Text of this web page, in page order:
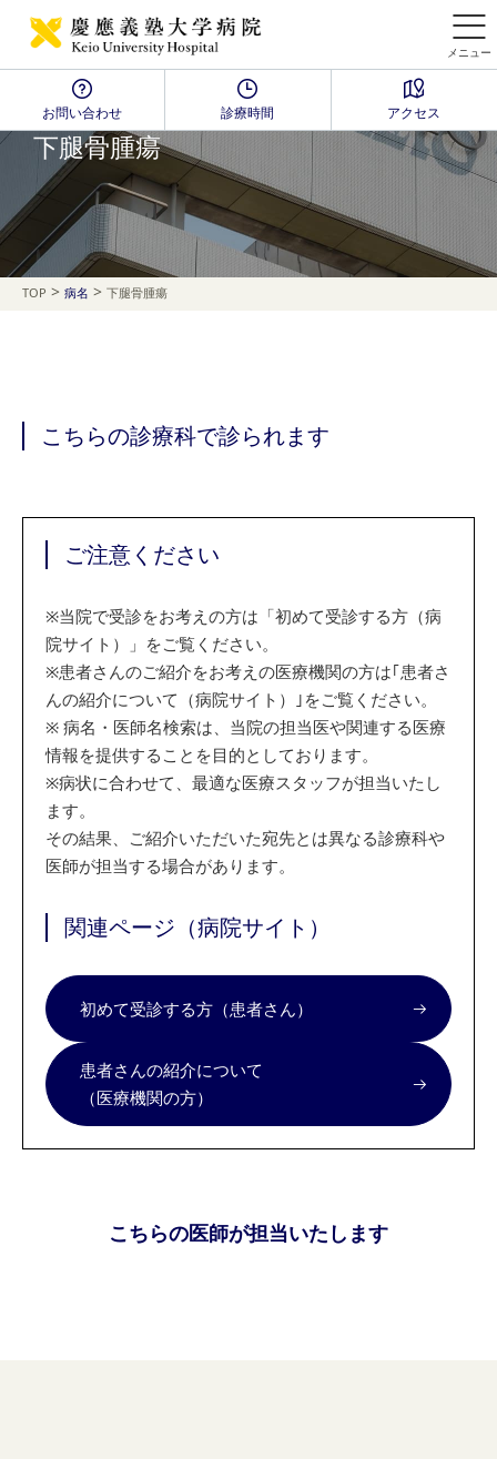
メニュー
お問い合わせ 診療時間 アクセス
Disease Name Search
下腿骨腫瘍
TOP > 病名 > 下腿骨腫瘍
こちらの診療科で診られます
ご注意ください
※当院で受診をお考えの方は「初めて受診する方（病
院サイト）」をご覧ください。
※患者さんのご紹介をお考えの医療機関の方は｢患者さ
んの紹介について（病院サイト）｣をご覧ください。
※ 病名・医師名検索は、当院の担当医や関連する医療
情報を提供することを目的としております。
※病状に合わせて、最適な医療スタッフが担当いたし
ます。
その結果、ご紹介いただいた宛先とは異なる診療科や
医師が担当する場合があります。
関連ページ（病院サイト）
初めて受診する方（患者さん）
患者さんの紹介について
（医療機関の方）
こちらの医師が担当いたします